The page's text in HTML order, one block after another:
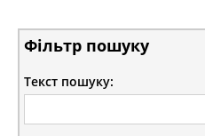
Фільтр пошуку
Текст пошуку: